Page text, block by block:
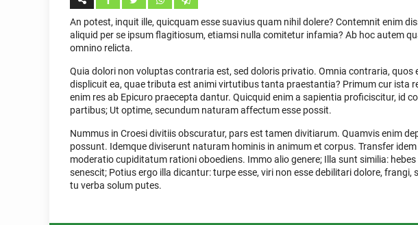
An potest, inquit ille, quicquam esse suavius quam nihil dolere? Contemnit enim
aliquid per se ipsum flagitiosum, etiamsi nulla comitetur infamia? Ab hoc autem
omnino relicta.
Quia dolori non voluptas contraria est, sed doloris privatio. Omnia contraria, quos
displicuit ea, quae tributa est animi virtutibus tanta praestantia? Primum cur ista
enim res ab Epicuro praecepta dantur. Quicquid enim a sapientia proficiscitur, id
partibus; Ut optime, secundum naturam affectum esse possit.
Nummus in Croesi divitiis obscuratur, pars est tamen divitiarum. Quamvis enim
possunt. Idemque diviserunt naturam hominis in animum et corpus. Transfer
moderatio cupiditatum rationi oboediens. Immo alio genere; Illa sunt similia:
senescit; Potius ergo illa dicantur: turpe esse, viri non esse debilitari dolore, frangi,
tu verba solum putes.